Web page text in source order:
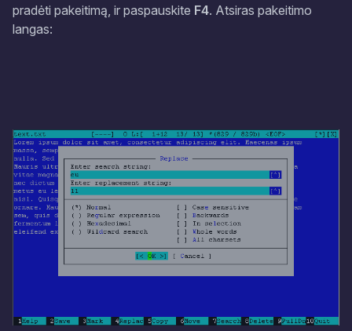
pradėti pakeitimą, ir paspauskite F4. Atsiras pakeitimo
langas: